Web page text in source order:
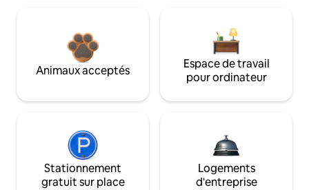
Animaux acceptés
Espace de travail
pour ordinateur
Stationnement
gratuit sur place
Logements
d'entreprise